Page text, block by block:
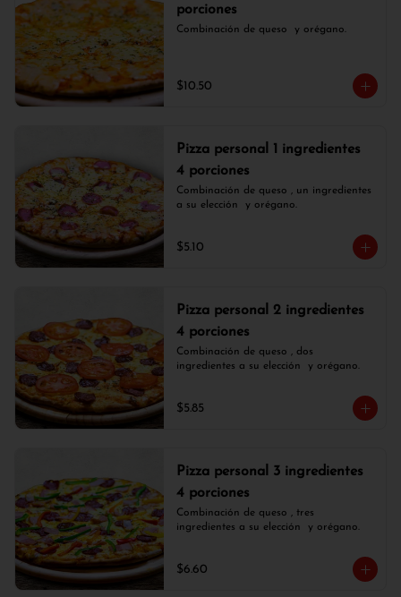
porciones
Combinación de queso  y orégano.
$10.50
Pizza personal 1 ingredientes
4 porciones
Combinación de queso , un ingredientes
a su elección  y orégano.
$5.10
Pizza personal 2 ingredientes
4 porciones
Combinación de queso , dos
ingredientes a su elección  y orégano.
$5.85
Pizza personal 3 ingredientes
4 porciones
Combinación de queso , tres
ingredientes a su elección  y orégano.
$6.60